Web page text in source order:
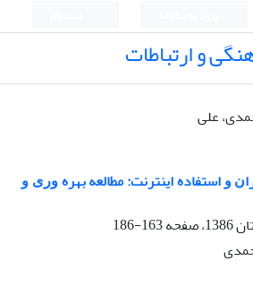
و ارتباطات
علی
ﻭ استفاده ﺍﻳﻨﺘﺮﻧﺖ: ﻣﻄﺎﻟﻌﻪ بهره ﻭﺭﻯ ﻭ
163-186